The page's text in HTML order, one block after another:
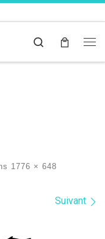
Search
1776 × 648
images
Suivant